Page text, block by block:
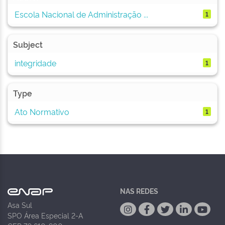
Escola Nacional de Administração ...
1
Subject
integridade
1
Type
Ato Normativo
1
Asa Sul
SPO Área Especial 2-A
NAS REDES